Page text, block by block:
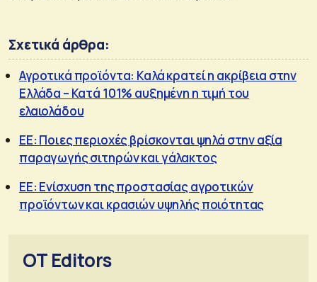
Σχετικά άρθρα:
Αγροτικά προϊόντα: Καλά κρατεί η ακρίβεια στην
Ελλάδα – Κατά 101% αυξημένη η τιμή του
ελαιολάδου
ΕΕ: Ποιες περιοχές βρίσκονται ψηλά στην αξία
παραγωγής σιτηρών και γάλακτος
ΕΕ: Ενίσχυση της προστασίας αγροτικών
προϊόντων και κρασιών υψηλής ποιότητας
OT Editors